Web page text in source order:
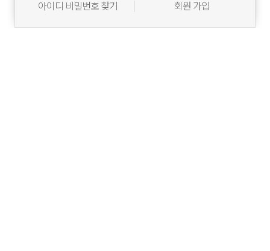
아이디 비밀번호 찾기 회원 가입